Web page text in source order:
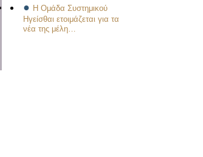
Η Ομάδα Συστημικού
Ηγείσθαι ετοιμάζεται για τα
νέα της μέλη…